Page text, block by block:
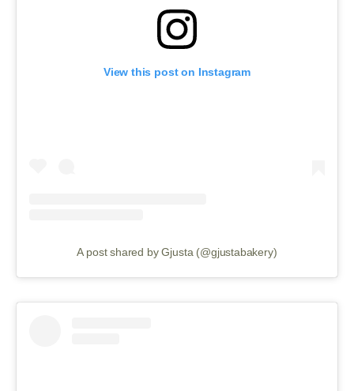
View this post on Instagram
A post shared by Gjusta (@gjustabakery)